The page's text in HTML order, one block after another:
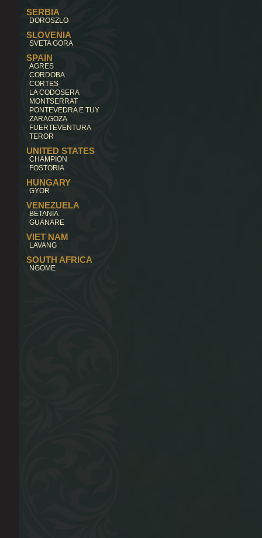
SERBIA
DOROSZLO
SLOVENIA
SVETA GORA
SPAIN
AGRES
CORDOBA
CORTES
LA CODOSERA
MONTSERRAT
PONTEVEDRA E TUY
ZARAGOZA
FUERTEVENTURA
TEROR
UNITED STATES
CHAMPION
FOSTORIA
HUNGARY
GYOR
VENEZUELA
BETANIA
GUANARE
VIET NAM
LAVANG
SOUTH AFRICA
NGOME